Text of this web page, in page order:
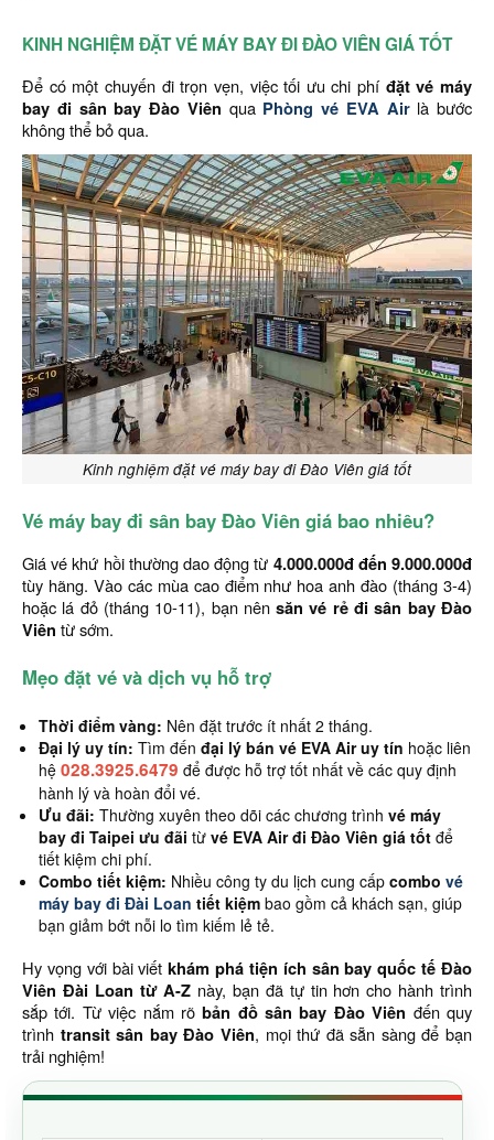
KINH NGHIỆM ĐẶT VÉ MÁY BAY ĐI ĐÀO VIÊN GIÁ TỐT
Để có một chuyến đi trọn vẹn, việc tối ưu chi phí đặt vé máy
bay đi sân bay Đào Viên qua Phòng vé EVA Airlà bước
không thể bỏ qua.
Kinh nghiệm đặt vé máy bay đi Đào Viên giá tốt
Vé máy bay đi sân bay Đào Viên giá bao nhiêu?
Giá vé khứ hồi thường dao động từ 4.000.000đ đến 9.000.000đ
tùy hãng. Vào các mùa cao điểm như hoa anh đào (tháng 3-4)
hoặc lá đỏ (tháng 10-11), bạn nênsăn vé rẻ đi sân bay Đào
Viên từ sớm.
Mẹo đặt vé và dịch vụ hỗ trợ
Thời điểm vàng: Nên đặt trước ít nhất 2 tháng.
Đại lý uy tín: Tìm đến đại lý bán vé EVA Air uy tín hoặc liên
hệ 028.3925.6479 để được hỗ trợ tốt nhất về các quy định
hành lý và hoàn đổi vé.
Ưu đãi: Thường xuyên theo dõi các chương trình vé máy
bay đi Taipei ưu đãi từ vé EVA Air đi Đào Viên giá tốt để
tiết kiệm chi phí.
Combo tiết kiệm: Nhiều công ty du lịch cung cấp combo vé
máy bay đi Đài Loan tiết kiệm bao gồm cả khách sạn, giúp
bạn giảm bớt nỗi lo tìm kiếm lẻ tẻ.
Hy vọng với bài viếtkhám phá tiện ích sân bay quốc tế Đào
Viên Đài Loan từ A-Z này, bạn đã tự tin hơn cho hành trình
sắp tới. Từ việc nắm rõbản đồ sân bay Đào Viên đến quy
trình transit sân bay Đào Viên, mọi thứ đã sẵn sàng để bạn
trải nghiệm!